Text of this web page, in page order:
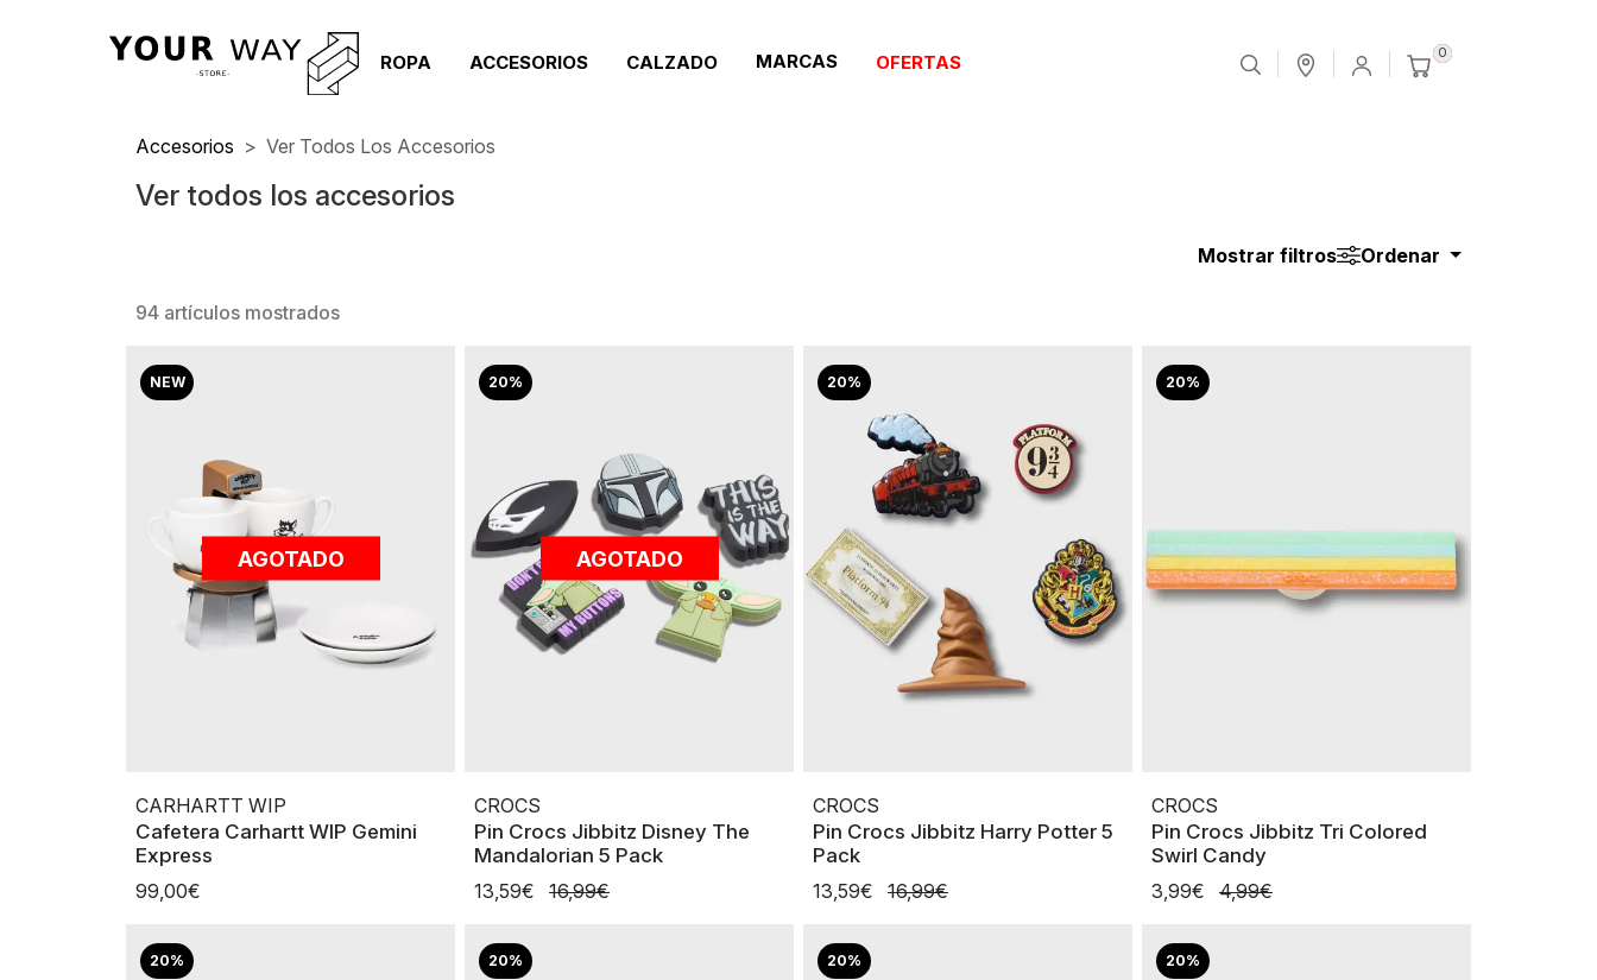
ROPA ACCESORIOS CALZADO MARCAS OFERTAS 0
Accesorios Ver Todos Los Accesorios
Ver todos los accesorios
Mostrar filtros Ordenar
94 artículos mostrados
NEW
AGOTADO
CARHARTT WIP
Cafetera Carhartt WIP Gemini
Express
99,00€
20%
AGOTADO
CROCS
Pin Crocs Jibbitz Disney The
Mandalorian 5 Pack
13,59€
16,99€
20%
CROCS
Pin Crocs Jibbitz Harry Potter 5
Pack
13,59€
16,99€
20%
CROCS
Pin Crocs Jibbitz Tri Colored
Swirl Candy
3,99€
4,99€
20% 20% 20% 20%